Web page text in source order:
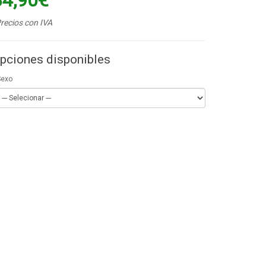
con IVA
disponibles